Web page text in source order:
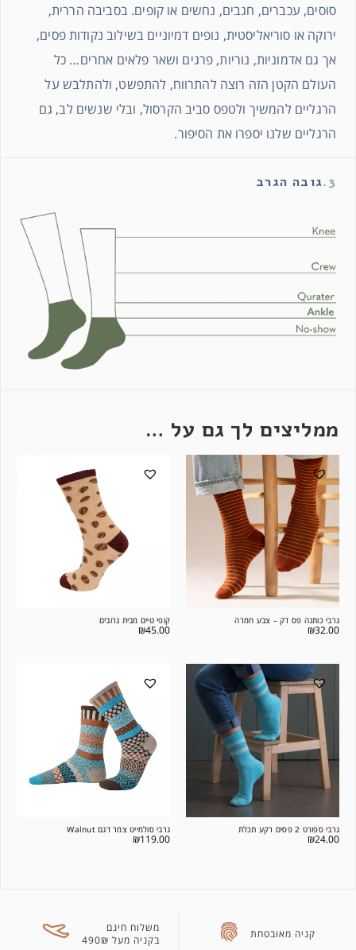
סוסים, עכברים, חגבים, נחשים או קופים. בסביבה הררית,
ירוקה או סוריאליסטית, נופים דמיוניים בשילוב נקודות פסים,
אך גם אדמוניות, נוריות, פרגים ושאר פלאים אחרים… כל
העולם הקטן הזה רוצה להתרווח, להתפשט, ולהתלבש על
הרגליים להמשיך ולטפס סביב הקרסול, ובלי שנשים לב, גם
הרגליים שלנו יספרו את הסיפור.
3. גובה הגרב
ממליצים לך גם על …
גרבי כותנה פס דק – צבע חמרה
₪32.00
קופי טיים מבית גרובים
₪45.00
גרבי ספורט 2 פסים רקע תכלת
₪24.00
גרבי סולמייט צמר דגם Walnut
₪119.00
קניה מאובטחת
משלוח חינם
בקניה מעל 490₪